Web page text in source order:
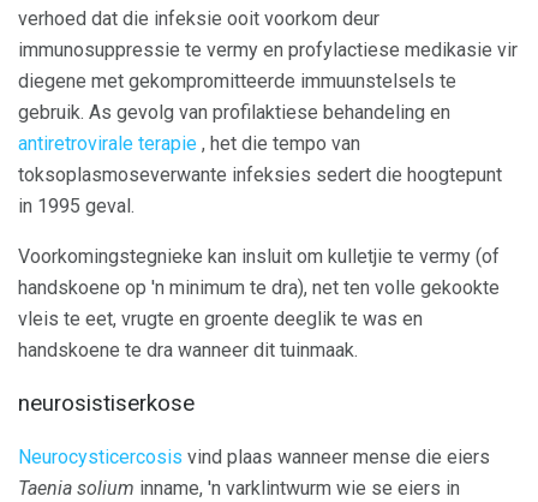
verhoed dat die infeksie ooit voorkom deur
immunosuppressie te vermy en profylactiese medikasie vir
diegene met gekompromitteerde immuunstelsels te
gebruik. As gevolg van profilaktiese behandeling en
antiretrovirale terapie , het die tempo van
toksoplasmoseverwante infeksies sedert die hoogtepunt
in 1995 geval.
Voorkomingstegnieke kan insluit om kulletjie te vermy (of
handskoene op 'n minimum te dra), net ten volle gekookte
vleis te eet, vrugte en groente deeglik te was en
handskoene te dra wanneer dit tuinmaak.
neurosistiserkose
Neurocysticercosis vind plaas wanneer mense die eiers
Taenia solium inname, 'n varklintwurm wie se eiers in